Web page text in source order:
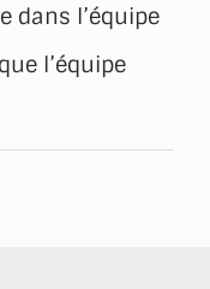
dans l’équipe
l’équipe